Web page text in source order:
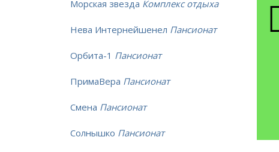
Морская звезда Комплекс отдыха
Нева Интернейшенел Пансионат
Орбита-1 Пансионат
ПримаВера Пансионат
Смена Пансионат
Солнышко Пансионат